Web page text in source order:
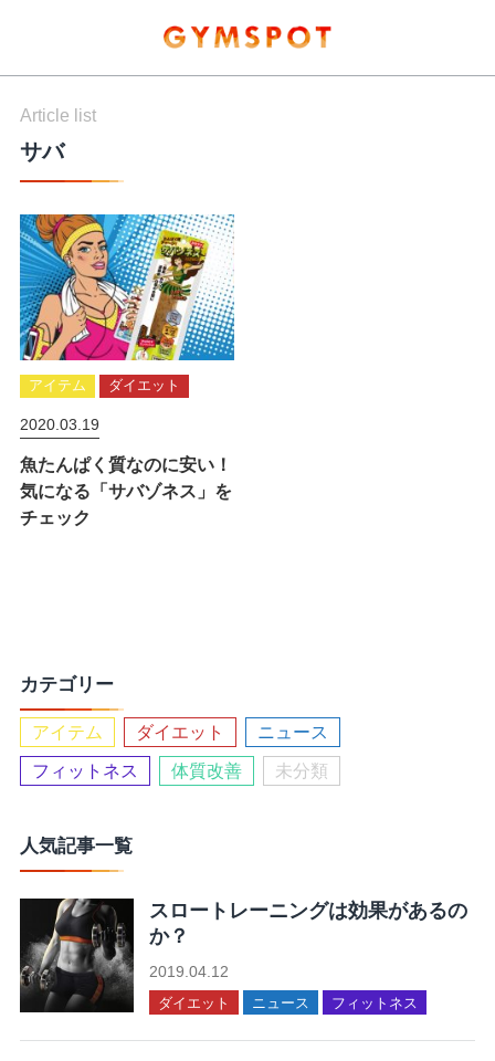
Article list
サバ
アイテム ダイエット
2020.03.19
魚たんぱく質なのに安い！
気になる「サバゾネス」を
チェック
カテゴリー
アイテム ダイエット ニュース
フィットネス 体質改善 未分類
人気記事一覧
スロートレーニングは効果があるの
か？
2019.04.12
ダイエット ニュース フィットネス